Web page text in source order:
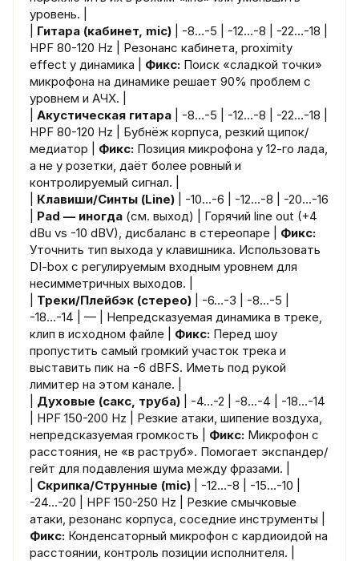
уровень. |
Гитара (кабинет, mic) | -8…-5 | -12…-8 | -22…-18 |
HPF 80-120 Hz | Резонанс кабинета, proximity
effect у динамика | Фикс: Поиск «сладкой точки»
микрофона на динамике решает 90% проблем с
уровнем и АЧХ. |
Акустическая гитара | -8…-5 | -12…-8 | -22…-18 |
HPF 80-120 Hz | Бубнёж корпуса, резкий щипок/
медиатор | Фикс: Позиция микрофона у 12-го лада,
а не у розетки, даёт более ровный и
контролируемый сигнал. |
Клавиши/Синты (Line) | -10…-6 | -12…-8 | -20…-16
Pad — иногда (см. выход) | Горячий line out (+4
dBu vs -10 dBV), дисбаланс в стереопаре | Фикс:
Уточнить тип выхода у клавишника. Использовать
DI-box с регулируемым входным уровнем для
несимметричных выходов. |
Треки/Плейбэк (стерео) | -6…-3 | -8…-5 |
-18…-14 | — | Непредсказуемая динамика в треке,
клип в исходном файле | Фикс: Перед шоу
пропустить самый громкий участок трека и
выставить пик на -6 dBFS. Иметь под рукой
лимитер на этом канале. |
Духовые (сакс, труба) | -4…-2 | -8…-4 | -18…-14
| HPF 150-200 Hz | Резкие атаки, шипение воздуха,
непредсказуемая громкость | Фикс: Микрофон с
расстояния, не «в раструб». Помогает экспандер/
гейт для подавления шума между фразами. |
Скрипка/Струнные (mic) | -12…-8 | -15…-10 |
-24…-20 | HPF 150-250 Hz | Резкие смычковые
атаки, резонанс корпуса, соседние инструменты |
Фикс: Конденсаторный микрофон с кардиоидой на
расстоянии, контроль позиции исполнителя. |